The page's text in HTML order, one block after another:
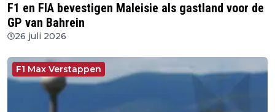
F1 en FIA bevestigen Maleisie als gastland voor de
GP van Bahrein
26 juli 2026
F1 Max Verstappen